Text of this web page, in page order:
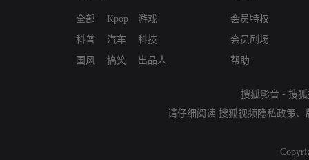
全部
科普
国风
Kpop
汽车
搞笑
游戏
科技
出品人
会员特权
会员剧场
帮助
搜狐影音 - 搜
请仔细阅读 搜狐视频隐私政策、